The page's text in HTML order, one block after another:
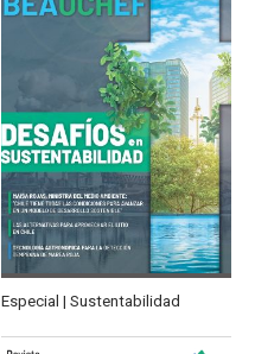
Especial | Sustentabilidad